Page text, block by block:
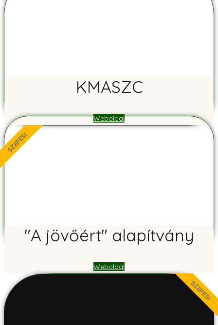
KMASZC
Weboldal
SZEPESI
"A jövőért" alapítvány
Weboldal
SZEPESI